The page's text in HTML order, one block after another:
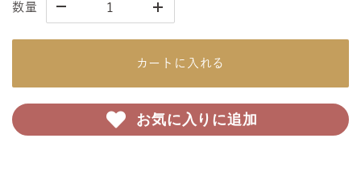
数量
カートに入れる
お気に入りに追加